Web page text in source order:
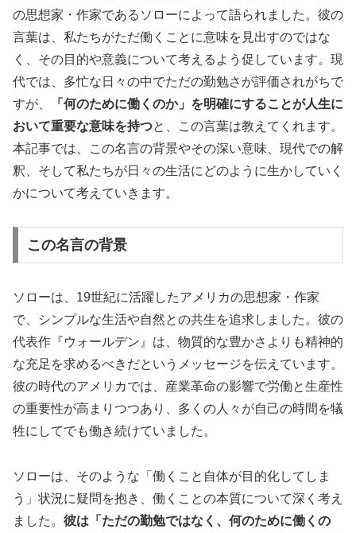
の思想家・作家であるソローによって語られました。彼の
言葉は、私たちがただ働くことに意味を見出すのではな
く、その目的や意義について考えるよう促しています。現
代では、多忙な日々の中でただの勤勉さが評価されがちで
すが、
「何のために働くのか」を明確にすることが人生に
おいて重要な意味を持つと、この言葉は教えてくれます。
本記事では、この名言の背景やその深い意味、現代での解
釈、そして私たちが日々の生活にどのように生かしていく
かについて考えていきます。
この名言の背景
ソローは、19世紀に活躍したアメリカの思想家・作家
で、シンプルな生活や自然との共生を追求しました。彼の
代表作『ウォールデン』は、物質的な豊かさよりも精神的
な充足を求めるべきだというメッセージを伝えています。
彼の時代のアメリカでは、産業革命の影響で労働と生産性
の重要性が高まりつつあり、多くの人々が自己の時間を犠
牲にしてでも働き続けていました。
ソローは、そのような「働くこと自体が目的化してしま
う」状況に疑問を抱き、働くことの本質について深く考え
ました。 彼は「ただの勤勉ではなく、何のために働くの